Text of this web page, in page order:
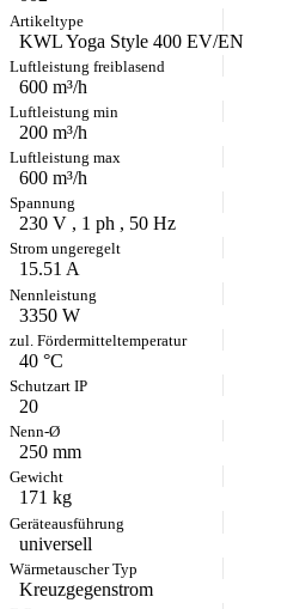
KWL Yoga Style 400 EV/EN
600 m³/h
200 m³/h
600 m³/h
230 V , 1 ph , 50 Hz
15.51 A
3350 W
40 °C
20
250 mm
171 kg
universell
Kreuzgegenstrom